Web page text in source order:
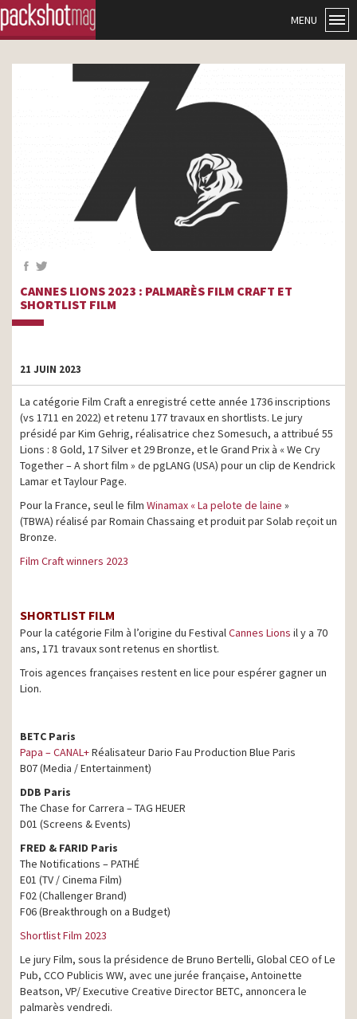
MENU
CANNES LIONS 2023 : PALMARÈS FILM CRAFT ET
SHORTLIST FILM
21 JUIN 2023
La catégorie Film Craft a enregistré cette année 1736 inscriptions
(vs 1711 en 2022) et retenu 177 travaux en shortlists. Le jury
présidé par Kim Gehrig, réalisatrice chez Somesuch, a attribué 55
Lions : 8 Gold, 17 Silver et 29 Bronze, et le Grand Prix à « We Cry
Together – A short film » de pgLANG (USA) pour un clip de Kendrick
Lamar et Taylour Page.
Pour la France, seul le film Winamax « La pelote de laine »
(TBWA) réalisé par Romain Chassaing et produit par Solab reçoit un
Bronze.
Film Craft winners 2023
SHORTLIST FILM
Pour la catégorie Film à l’origine du FestivalCannes Lions il y a 70
ans, 171 travaux sont retenus en shortlist.
Trois agences françaises restent en lice pour espérer gagner un
Lion.
BETC Paris
Papa – CANAL+Réalisateur Dario Fau Production Blue Paris
B07 (Media / Entertainment)
DDB Paris
The Chase for Carrera – TAG HEUER
D01 (Screens & Events)
FRED & FARID Paris
The Notifications – PATHÉ
E01 (TV / Cinema Film)
F02 (Challenger Brand)
F06 (Breakthrough on a Budget)
Shortlist Film 2023
Le jury Film, sous la présidence de Bruno Bertelli, Global CEO of Le
Pub, CCO Publicis WW, avec une jurée française, Antoinette
Beatson, VP/ Executive Creative Director BETC, annoncera le
palmarès vendredi.